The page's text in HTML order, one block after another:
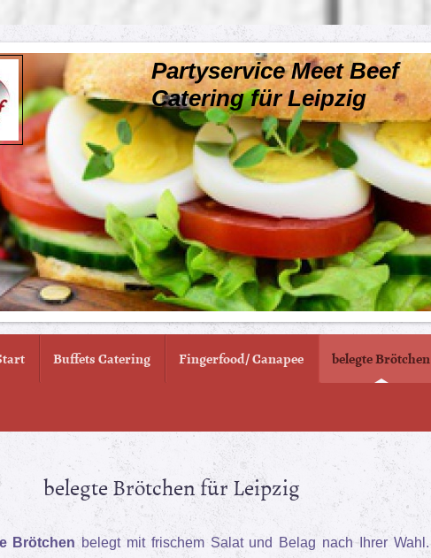
Partyservice Meet Beef
Catering für Leipzig
Buffets Catering Fingerfood/ Canapee belegte Brötchen
belegte Brötchen für Leipzig
Brötchenbelegt mit frischem Salat und Belag nach Ihrer Wahl.